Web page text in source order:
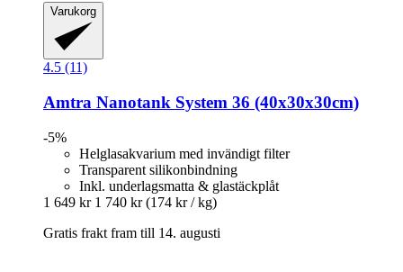
Varukorg
4.5 (11)
Amtra Nanotank System 36 (40x30x30cm)
-5%
Helglasakvarium med invändigt filter
Transparent silikonbindning
Inkl. underlagsmatta & glastäckplåt
1 649 kr 1 740 kr (174 kr / kg)
Gratis frakt fram till 14. augusti